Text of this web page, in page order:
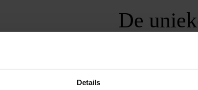
Details
De
Slim fit T-shirts